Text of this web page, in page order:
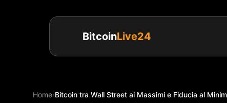
BitcoinLive24
Home›Bitcoin tra Wall Street ai Massimi e Fiducia al